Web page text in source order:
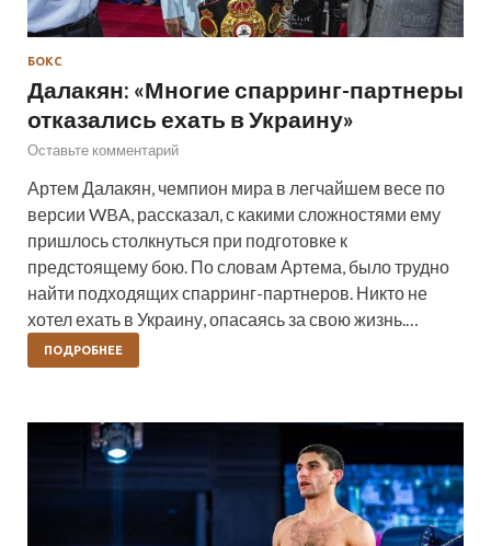
БОКС
Далакян: «Многие спарринг-партнеры
отказались ехать в Украину»
Оставьте комментарий
Артем Далакян, чемпион мира в легчайшем весе по
версии WBA, рассказал, с какими сложностями ему
пришлось столкнуться при подготовке к
предстоящему бою. По словам Артема, было трудно
найти подходящих спарринг-партнеров. Никто не
хотел ехать в Украину, опасаясь за свою жизнь.…
ПОДРОБНЕЕ